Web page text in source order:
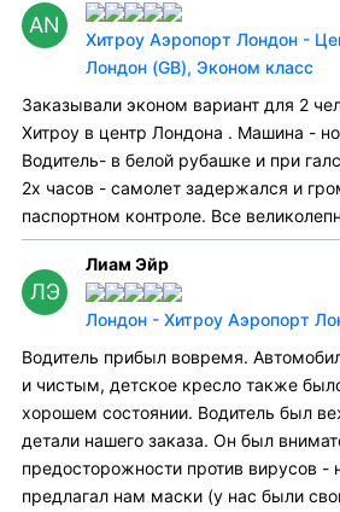
AN
Хитроу Аэропорт Лондон -
Лондон (GB), Эконом класс
Заказывали эконом вариант для 2
Хитроу в центр Лондона . Машина -
Водитель- в белой рубашке и при
2х часов - самолет задержался и
паспортном контроле. Все
ЛЭ
Лиам Эйр
Лондон - Хитроу Аэропорт
Водитель прибыл вовремя.
и чистым, детское кресло также
хорошем состоянии. Водитель был
детали нашего заказа. Он был
предосторожности против вирусов -
предлагал нам маски (у нас были